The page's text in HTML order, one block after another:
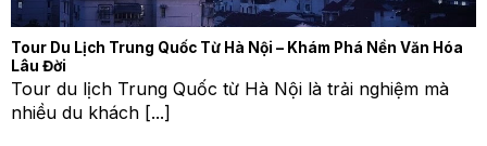
Tour Du Lịch Trung Quốc Từ Hà Nội – Khám Phá Nền Văn Hóa
Lâu Đời
Tour du lịch Trung Quốc từ Hà Nội là trải nghiệm mà
nhiều du khách [...]